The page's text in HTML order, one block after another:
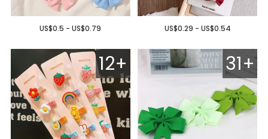
US$0.5 - US$0.79 US$0.29 - US$0.54
12+ 31+